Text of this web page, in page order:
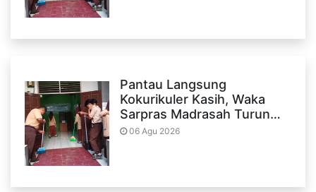
Pantau Langsung
Kokurikuler Kasih, Waka
Sarpras Madrasah Turun…
06 Agu 2026